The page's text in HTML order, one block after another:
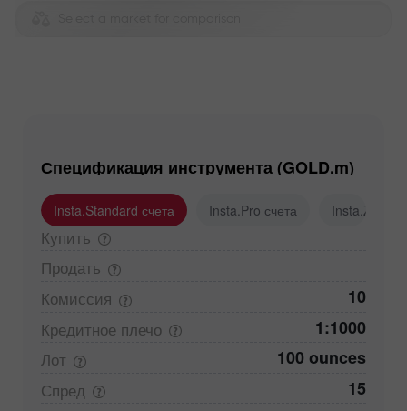
Спецификация инструмента (GOLD.m)
Insta.Standard счета Insta.Pro счета Insta.Zero
Купить
Продать
Комиссия
10
Кредитное плечо 1:1000
Лот 100 ounces
Спред 15